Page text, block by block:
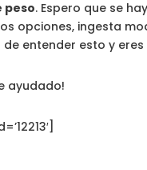
peso. Espero que se
opciones, ingesta
de entender esto y
ayudado!